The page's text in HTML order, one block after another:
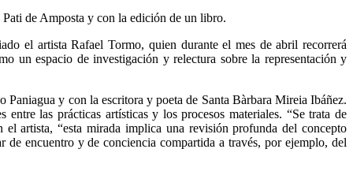
de Amposta y con la edición de un libro.
el artista Rafael Tormo, quien durante el mes de abril recorrerá
un espacio de investigación y relectura sobre la representación y
y con la escritora y poeta de Santa Bàrbara Mireia Ibáñez.
las prácticas artísticas y los procesos materiales. “Se trata de
el artista, “esta mirada implica una revisión profunda del concepto
encuentro y de conciencia compartida a través, por ejemplo, del